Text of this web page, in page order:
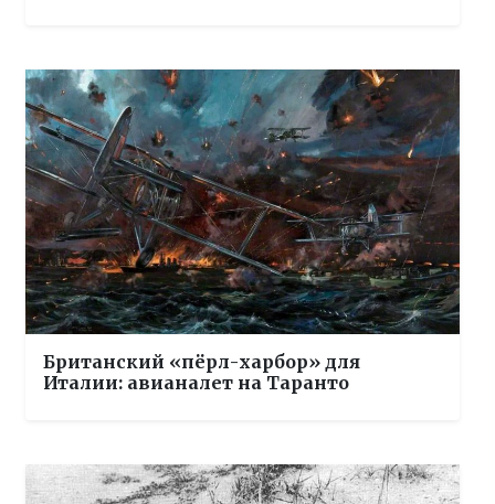
Британский «пёрл-харбор» для
Италии: авианалет на Таранто